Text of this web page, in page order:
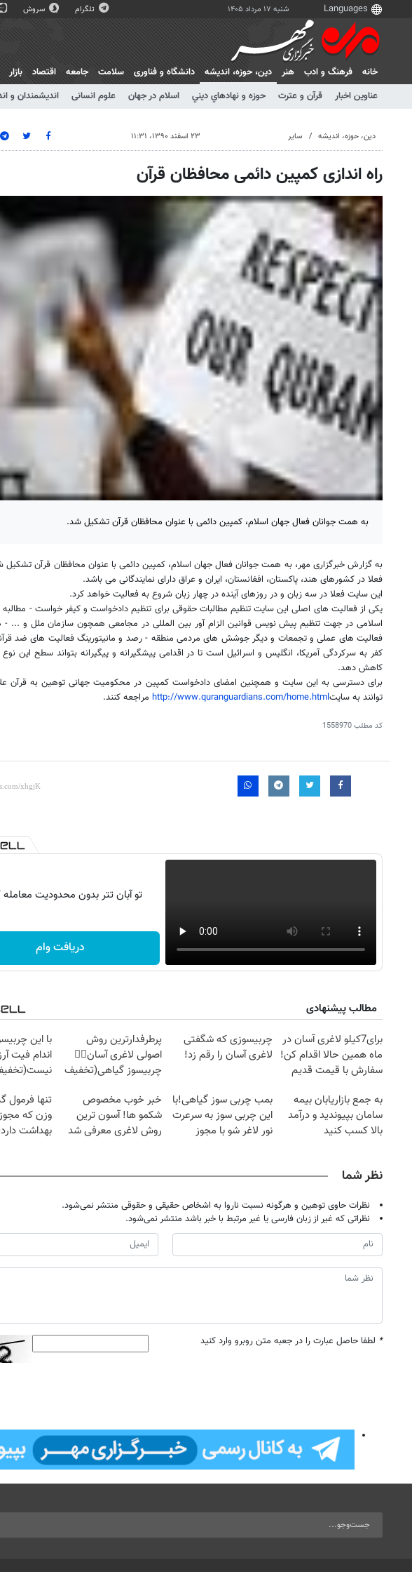
شنبه ۱۷ مرداد ۱۴۰۵ تلگرام سروش
خانه فرهنگ و ادب هنر
دين، حوزه، انديشه
عناوین اخبار
قرآن و عترت حوزه و نهادهاي ديني اسلام در جهان علوم انسانی اندیشمندان و
دانشگاه و فناوری سلامت جامعه اقتصاد بازار
دين، حوزه، انديشه سایر ۲۳ اسفند ۱۳۹۰، ۱۱:۳۱
راه اندازی کمپین دائمی محافظان قرآن
به همت جوانان فعال جهان اسلام، کمپین دائمی با عنوان محافظان قرآن تشکیل شد.
به گزارش خبرگزاری مهر، به همت جوانان فعال جهان اسلام، کمپین دائمی با عنوان محافظان قرآن
فعلا در کشورهای هند، پاکستان، افغانستان، ایران و عراق دارای نمایندگانی می باشد.
این سایت فعلا در سه زبان و در روزهای آینده در چهار زبان شروع به فعالیت خواهد کرد.
یکی از فعالیت های اصلی این سایت تنظیم مطالبات حقوقی برای تنظیم دادخواست و کیفر خواست - مطالبه
اسلامی در جهت تنظیم پیش نویس قوانین الزام آور بین المللی در مجامعی همچون سازمان ملل و ...
فعالیت های عملی و تجمعات و دیگر جوشش های مردمی منطقه - رصد و مانیتورینگ فعالیت های ضد
کفر به سرکردگی آمریکا، انگلیس و اسرائیل است تا در اقدامی پیشگیرانه و پیگیرانه بتواند سطح این
کاهش دهد.
برای دسترسی به این سایت و همچنین امضای دادخواست کمپین در محکومیت جهانی توهین به قرآن
توانند به سایتhttp://www.quranguardians.com/home.html مراجعه کنند.
کد مطلب1558970
تو آبان تتر بدون محدودیت
دریافت وام
مطالب پیشنهادی
برای7کیلو لاغری آسان در
ماه همین حالا اقدام کن!
سفارش با قیمت قدیم
چربیسوزی که شگفتی
لاغری آسان را رقم زد!
پرطرفدارترین روش
اصولی لاغری آسان👈🏻
چربیسوز گیاهی(تخفیف
با این
اندام فیت
به جمع بازاریابان بیمه
سامان بپیوندید و درآمد
بالا کسب کنید
بمب چربی سوز گیاهی!با
این چربی سوز به سرعرت
نور لاغر شو با مجوز
خبر خوب مخصوص
شکمو ها! آسون ترین
روش لاغری معرفی شد
تنها
وزن که
بهداشت
نظر شما
نظرات حاوی توهین و هرگونه نسبت ناروا به اشخاص حقیقی و حقوقی منتشر نمی‌شود.
نظراتی که غیر از زبان فارسی یا غیر مرتبط با خبر باشد منتشر نمی‌شود.
* لطفا حاصل عبارت را در جعبه متن روبرو وارد کنید